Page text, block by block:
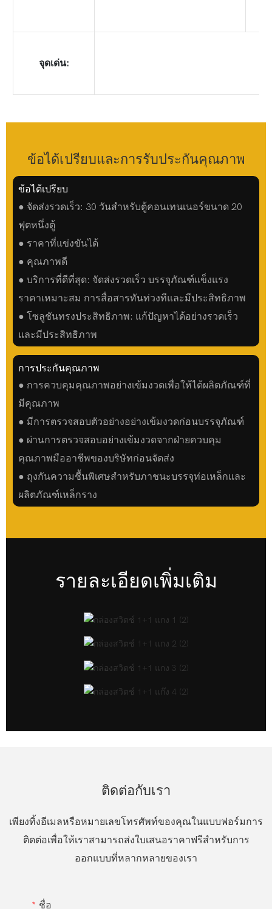
จุดเด่น:
ข้อได้เปรียบและการรับประกันคุณภาพ
ข้อได้เปรียบ
● จัดส่งรวดเร็ว: 30 วันสำหรับตู้คอนเทนเนอร์ขนาด 20
ฟุตหนึ่งตู้
● ราคาที่แข่งขันได้
● คุณภาพดี
● บริการที่ดีที่สุด: จัดส่งรวดเร็ว บรรจุภัณฑ์แข็งแรง
ราคาเหมาะสม การสื่อสารทันท่วงทีและมีประสิทธิภาพ
● โซลูชันทรงประสิทธิภาพ: แก้ปัญหาได้อย่างรวดเร็ว
และมีประสิทธิภาพ
การประกันคุณภาพ
● การควบคุมคุณภาพอย่างเข้มงวดเพื่อให้ได้ผลิตภัณฑ์ที่
มีคุณภาพ
● มีการตรวจสอบตัวอย่างอย่างเข้มงวดก่อนบรรจุภัณฑ์
● ผ่านการตรวจสอบอย่างเข้มงวดจากฝ่ายควบคุม
คุณภาพมืออาชีพของบริษัทก่อนจัดส่ง
● ถุงกันความชื้นพิเศษสำหรับภาชนะบรรจุท่อเหล็กและ
ผลิตภัณฑ์เหล็กราง
รายละเอียดเพิ่มเติม
ติดต่อกับเรา
เพียงทิ้งอีเมลหรือหมายเลขโทรศัพท์ของคุณในแบบฟอร์มการ
ติดต่อเพื่อให้เราสามารถส่งใบเสนอราคาฟรีสำหรับการ
ออกแบบที่หลากหลายของเรา
ชื่อ